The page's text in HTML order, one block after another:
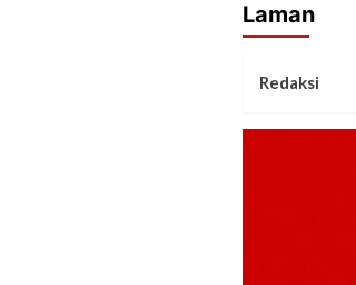
Laman
Redaksi